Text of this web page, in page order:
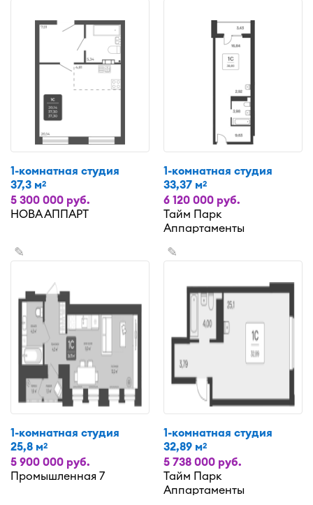
1-комнатная студия
37,3 м2
5 300 000 руб.
НОВА АППАРТ
1-комнатная студия
33,37 м2
6 120 000 руб.
Тайм Парк
Аппартаменты
✎
1-комнатная студия
25,8 м2
5 900 000 руб.
Промышленная 7
✎
1-комнатная студия
32,89 м2
5 738 000 руб.
Тайм Парк
Аппартаменты